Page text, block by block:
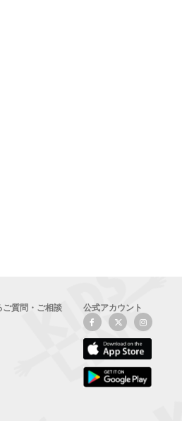
質問・ご相談 公式アカウント